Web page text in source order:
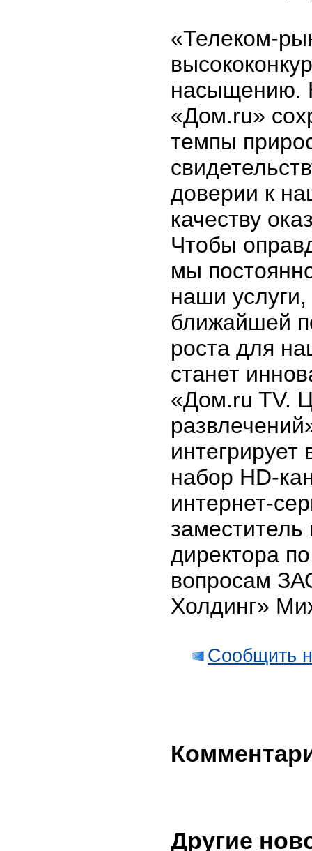
«Телеком-
насыщению.
«Дом.ru»
темпы
доверии к
качеству
Чтобы
мы
наши
ближайшей
роста для
станет
«Дом.ru TV.
набор HD-
интернет-
заместитель
директора
вопросам
Холдинг»
Сообщить
Другие